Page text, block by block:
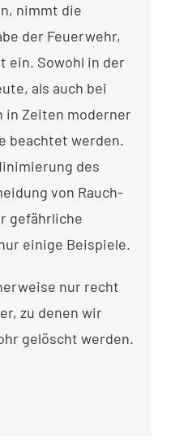
nimmt die
der Feuerwehr,
ein. Sowohl in der
als auch bei
in Zeiten moderner
beachtet werden.
des
von Rauch-
gefährliche
einige Beispiele.
nur recht
zu denen wir
gelöscht werden.